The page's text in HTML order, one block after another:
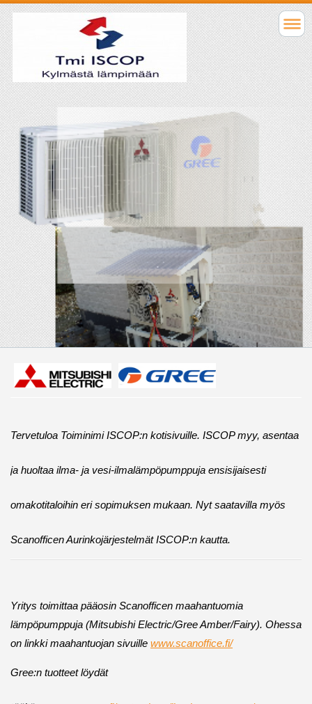
Tervetuloa Toiminimi ISCOP:n kotisivuille. ISCOP myy, asentaa
ja huoltaa ilma- ja vesi-ilmalämpöpumppuja ensisijaisesti
omakotitaloihin eri sopimuksen mukaan. Nyt saatavilla myös
Scanofficen Aurinkojärjestelmät ISCOP:n kautta.
Yritys toimittaa pääosin Scanofficen maahantuomia
lämpöpumppuja (Mitsubishi Electric/Gree Amber/Fairy). Ohessa
on linkki maahantuojan sivuille www.scanoffice.fi/
Gree:n tuotteet löydät